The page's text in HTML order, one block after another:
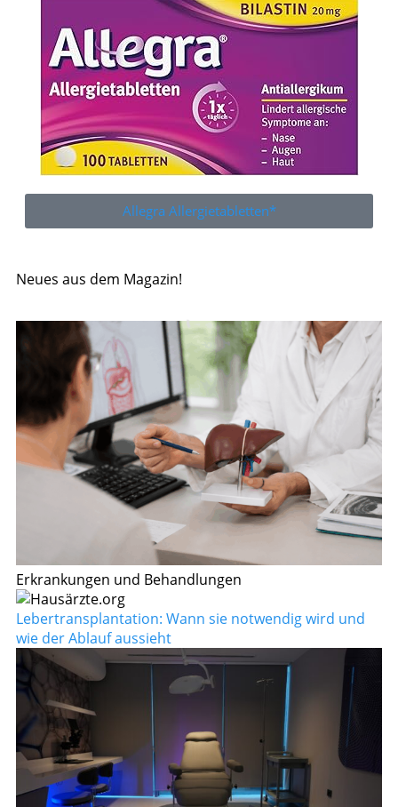
Allegra Allergietabletten*
Neues aus dem Magazin!
Erkrankungen und Behandlungen
Lebertransplantation: Wann sie notwendig wird und
wie der Ablauf aussieht